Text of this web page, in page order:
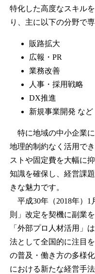
特化した高度なスキル
り、主に以下の分野で
販路拡大
広報・PR
業務改善
人事・採用戦略
DX推進
新規事業開発 など
特に地域の中小企業
地理的制約なく活用で
ストや固定費を大幅に
知識を確保し、経営課
きな魅力です。
平成30年（2018年）1
則」改定を契機に副業
「外部プロ人材活用」
法として全国的に注目
の普及・働き方の多様
における新たな経営手